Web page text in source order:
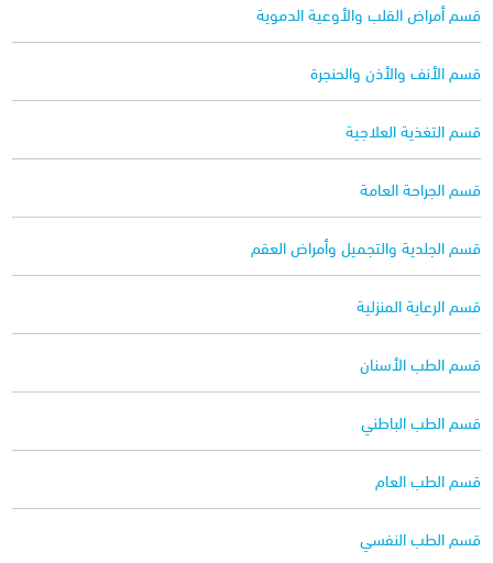
قسم أمراض القلب والأوعية الدموية
قسم الأنف والأذن والحنجرة
قسم التغذية العلاجية
قسم الجراحة العامة
قسم الجلدية والتجميل وأمراض العقم
قسم الرعاية المنزلية
قسم الطب الأسنان
قسم الطب الباطني
قسم الطب العام
قسم الطب النفسي